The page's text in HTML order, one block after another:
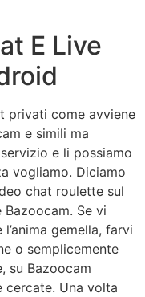
E Live
privati come avviene
e simili ma
e li possiamo
vogliamo. Diciamo
chat roulette sul
Se vi
gemella, farvi
o semplicemente
su Bazoocam
cercate. Una volta